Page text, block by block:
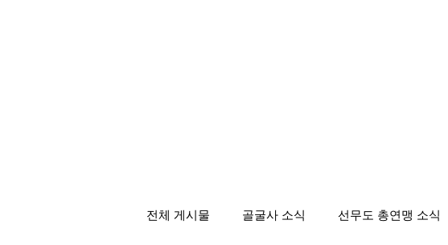
전체 게시물 골굴사 소식 선무도 총연맹 소식